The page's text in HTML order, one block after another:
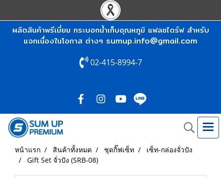
ผลิตสินค้าพรีเมี่ยม กระบอกน้ำเก็บอุณหภูมิ แฟลชไดร์ฟ สำหรับ
แจกเนื่องในโอกาส ต่างๆ sumup.info@gmail.com
02-415-8994-7
หน้าแรก สินค้าทั้งหมด ชุดกิ๊ฟเซ็ท
เซ็ท-กล่องจั่วปัง
Gift Set จั่วปัง (SRB-08)